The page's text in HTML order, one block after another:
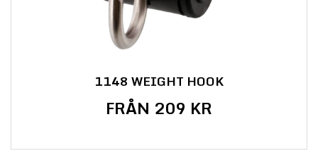
1148 WEIGHT HOOK
FRÅN 209 KR